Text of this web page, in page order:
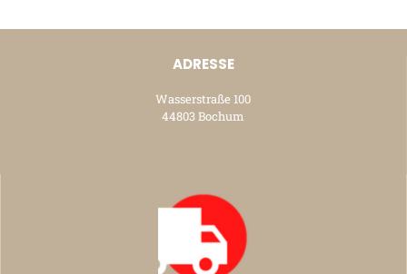
ADRESSE
Wasserstraße 100
44803 Bochum